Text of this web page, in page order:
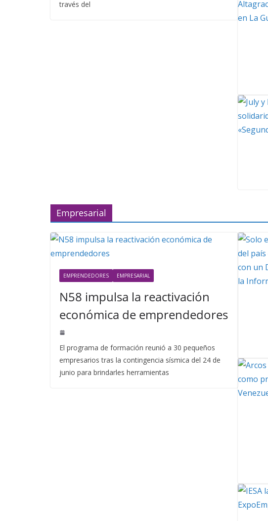
través del
Empresarial
EMPRENDEDORES EMPRESARIAL
N58 impulsa la reactivación
económica de emprendedores
El programa de formación reunió a 30 pequeños
empresarios tras la contingencia sísmica del 24 de
junio para brindarles herramientas